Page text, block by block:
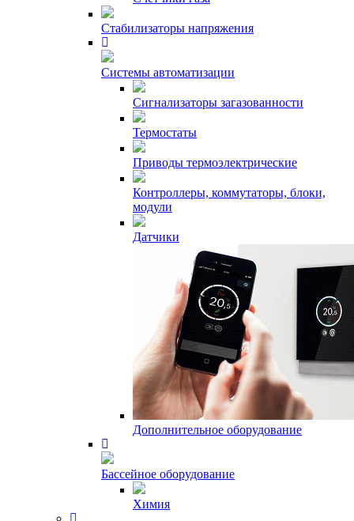
Стабилизаторы напряжения
Системы автоматизации
Сигнализаторы загазованности
Термостаты
Приводы термоэлектрические
Контроллеры, коммутаторы, блоки,
модули
Датчики
Дополнительное оборудование
Бассейное оборудование
Химия